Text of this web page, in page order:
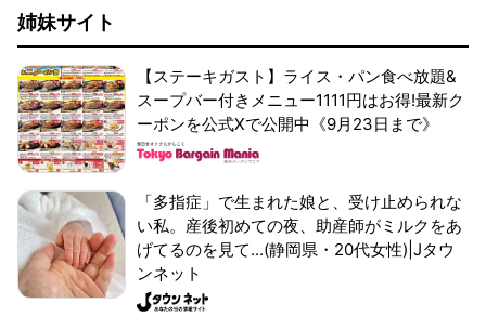
姉妹サイト
【ステーキガスト】ライス・パン食べ放題&
スープバー付きメニュー1111円はお得!最新ク
ーポンを公式Xで公開中《9月23日まで》
「多指症」で生まれた娘と、受け止められな
い私。産後初めての夜、助産師がミルクをあ
げてるのを見て...(静岡県・20代女性)|Jタウ
ンネット